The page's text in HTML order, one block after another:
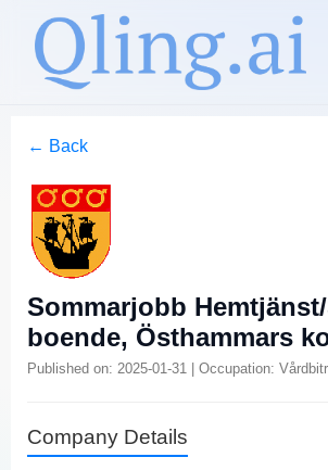
← Back
Sommarjobb
boende, Östhammars
Published on: 2025-01-31 | Occupation:
Company Details